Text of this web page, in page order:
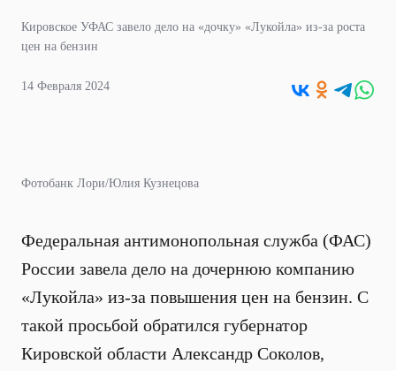
Кировское УФАС завело дело на «дочку» «Лукойла» из-за роста
цен на бензин
14 Февраля 2024
Фотобанк Лори/Юлия Кузнецова
Федеральная антимонопольная служба (ФАС)
России завела дело на дочернюю компанию
«Лукойла» из-за повышения цен на бензин. С
такой просьбой обратился губернатор
Кировской области Александр Соколов,